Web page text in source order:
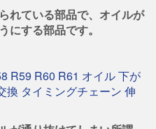
れている部品で、オイルが
にする部品です。